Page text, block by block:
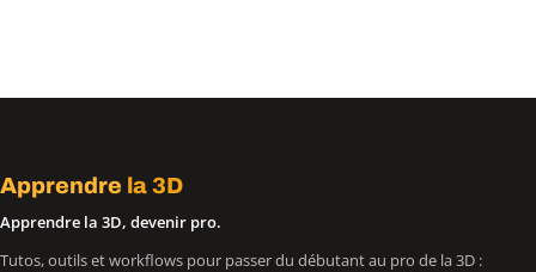
Apprendre la 3D
Apprendre la 3D, devenir pro.
Tutos, outils et workflows pour passer du débutant au pro de la 3D :